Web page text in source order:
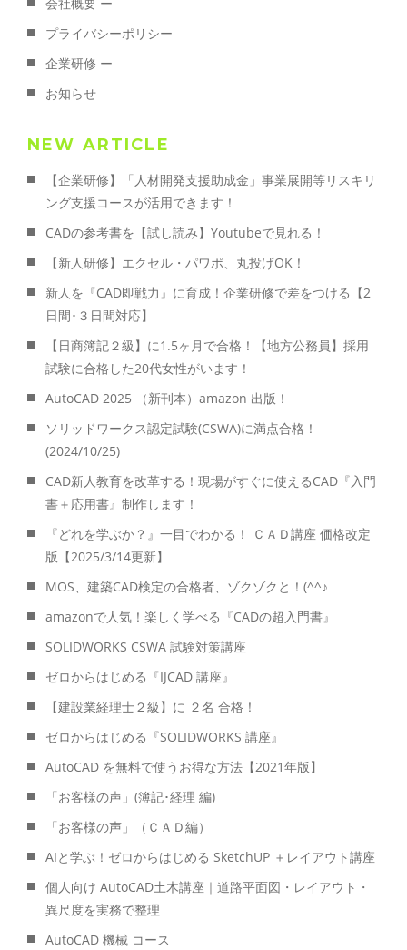
会社概要 ー
プライバシーポリシー
企業研修 ー
お知らせ
NEW ARTICLE
【企業研修】「人材開発支援助成金」事業展開等リスキリ
ング支援コースが活用できます！
CADの参考書を【試し読み】Youtubeで見れる！
【新人研修】エクセル・パワポ、丸投げOK！
新人を『CAD即戦力』に育成！企業研修で差をつける【2
日間･３日間対応】
【日商簿記２級】に1.5ヶ月で合格！【地方公務員】採用
試験に合格した20代女性がいます！
AutoCAD 2025 （新刊本）amazon 出版！
ソリッドワークス認定試験(CSWA)に満点合格！
(2024/10/25)
CAD新人教育を改革する！現場がすぐに使えるCAD『入門
書＋応用書』制作します！
『どれを学ぶか？』一目でわかる！ ＣＡＤ講座 価格改定
版【2025/3/14更新】
MOS、建築CAD検定の合格者、ゾクゾクと！(^^♪
amazonで人気！楽しく学べる『CADの超入門書』
SOLIDWORKS CSWA 試験対策講座
ゼロからはじめる『IJCAD 講座』
【建設業経理士２級】に ２名 合格！
ゼロからはじめる『SOLIDWORKS 講座』
AutoCAD を無料で使うお得な方法【2021年版】
「お客様の声」(簿記･経理 編)
「お客様の声」（ＣＡＤ編）
AIと学ぶ！ゼロからはじめる SketchUP ＋レイアウト講座
個人向け AutoCAD土木講座｜道路平面図・レイアウト・
異尺度を実務で整理
AutoCAD 機械 コース